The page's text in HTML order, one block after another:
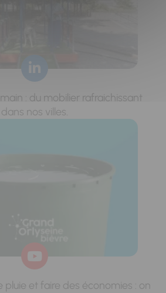
: du mobilier rafraichissant
dans nos villes.
pluie et faire des économies : on